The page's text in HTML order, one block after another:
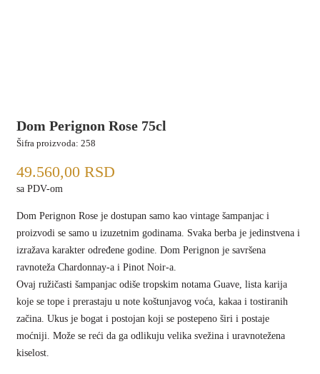
Dom Perignon Rose 75cl
Šifra proizvoda: 258
49.560,00RSD
sa PDV-om
Dom Perignon Rose je dostupan samo kao vintage šampanjac i
proizvodi se samo u izuzetnim godinama. Svaka berba je jedinstvena i
izražava karakter određene godine. Dom Perignon je savršena
ravnoteža Chardonnay-a i Pinot Noir-a.
Ovaj ružičasti šampanjac odiše tropskim notama Guave, lista karija
koje se tope i prerastaju u note koštunjavog voća, kakaa i tostiranih
začina. Ukus je bogat i postojan koji se postepeno širi i postaje
moćniji. Može se reći da ga odlikuju velika svežina i uravnotežena
kiselost.